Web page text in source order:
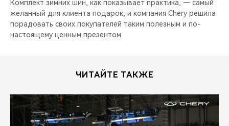
CHERY REMOTE
CHERY И СПОРТ
CHERY ДЛЯ ДЕТЕЙ
Комплект зимних шин, как показывает практика, — самый
желанный для клиента подарок, и компания Chery решила
порадовать своих покупателей таким полезным и по-
настоящему ценным презентом.
ЧИТАЙТЕ ТАКЖЕ